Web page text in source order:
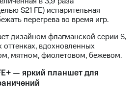
2023
S21 FE) испарительная
перегрева во время игр.
дизайном флагманской серии S,
оттенках, вдохновленных
мятном, фиолетовом, бежевом.
— яркий планшет для